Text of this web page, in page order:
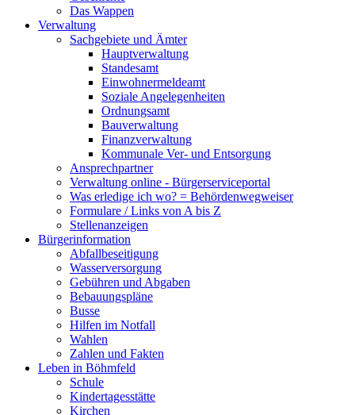
Das Wappen
Verwaltung
Sachgebiete und Ämter
Hauptverwaltung
Standesamt
Einwohnermeldeamt
Soziale Angelegenheiten
Ordnungsamt
Bauverwaltung
Finanzverwaltung
Kommunale Ver- und Entsorgung
Ansprechpartner
Verwaltung online - Bürgerserviceportal
Was erledige ich wo? = Behördenwegweiser
Formulare / Links von A bis Z
Stellenanzeigen
Bürgerinformation
Abfallbeseitigung
Wasserversorgung
Gebühren und Abgaben
Bebauungspläne
Busse
Hilfen im Notfall
Wahlen
Zahlen und Fakten
Leben in Böhmfeld
Schule
Kindertagesstätte
Kirchen